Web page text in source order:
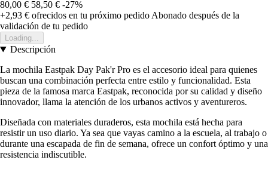
80,00 € 58,50 € -27%
+2,93 € ofrecidos en tu próximo pedido Abonado después de la
validación de tu pedido
Loading...
Descripción
La mochila Eastpak Day Pak'r Pro es el accesorio ideal para quienes
buscan una combinación perfecta entre estilo y funcionalidad. Esta
pieza de la famosa marca Eastpak, reconocida por su calidad y diseño
innovador, llama la atención de los urbanos activos y aventureros.
Diseñada con materiales duraderos, esta mochila está hecha para
resistir un uso diario. Ya sea que vayas camino a la escuela, al trabajo o
durante una escapada de fin de semana, ofrece un confort óptimo y una
resistencia indiscutible.